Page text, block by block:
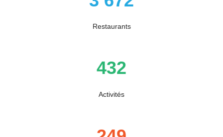
Restaurants
432
Activités